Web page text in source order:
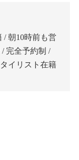
/ 朝10時前も営
完全予約制 /
イリスト在籍